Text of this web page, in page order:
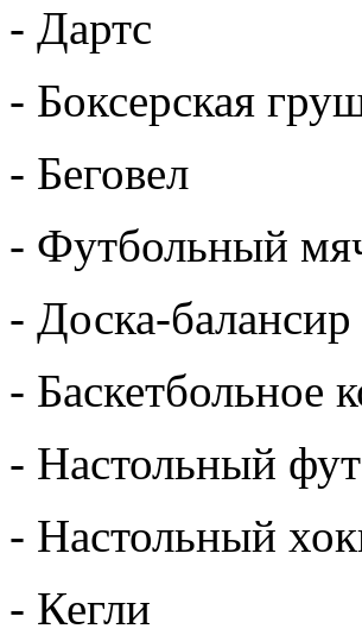
- Дартс
- Боксерская
- Беговел
- Футбольный
- Доска-балансир
- Баскетбольное
- Настольный
- Настольный
- Кегли